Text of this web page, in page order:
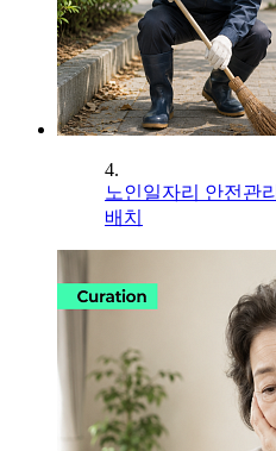
4.
노인일자리 안전관
배치